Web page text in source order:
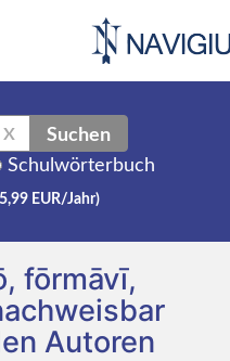
X Suchen
Schulwörterbuch
EUR/Jahr)
fōrmāvī,
Autoren